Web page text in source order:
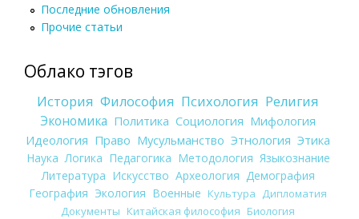
Последние обновления
Прочие статьи
Облако тэгов
История Философия Психология Религия
Экономика Политика Социология Мифология
Идеология Право Мусульманство Этнология Этика
Наука Логика Педагогика Методология Языкознание
Литература Искусство Археология Демография
География Экология Военные Культура
Дипломатия
Документы Китайская философия Биология